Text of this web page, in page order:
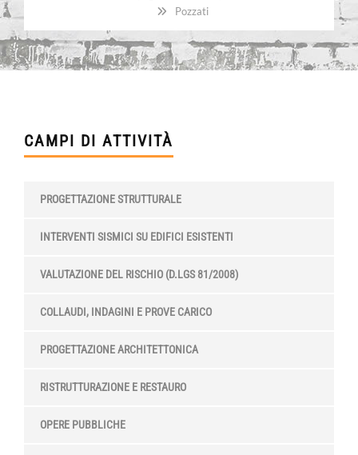
Pozzati
CAMPI DI ATTIVITÀ
PROGETTAZIONE STRUTTURALE
INTERVENTI SISMICI SU EDIFICI ESISTENTI
VALUTAZIONE DEL RISCHIO (D.LGS 81/2008)
COLLAUDI, INDAGINI E PROVE CARICO
PROGETTAZIONE ARCHITETTONICA
RISTRUTTURAZIONE E RESTAURO
OPERE PUBBLICHE